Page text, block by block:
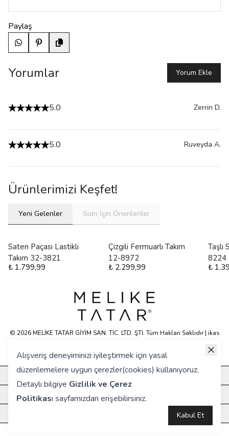
Alışveriş deneyiminizi iyileştirmek için yasal
düzenlemelere uygun çerezler(cookies) kullanıyoruz.
Detaylı bilgiye Gizlilik ve Çerez
Politikası sayfamızdan erişebilirsiniz.
Kabul Et
Paylaş
Yorumlar Yorum Ekle
5.0 Zerrin D.
5.0 Ruveyda A.
Ürünlerimizi Keşfet!
Yeni Gelenler Sizin İçin Önerilenler
Saten Paçası Lastikli
Takım 32-3821
₺ 1.799,99
Çizgili Fermuarlı Takım
12-8972
₺ 2.299,99
Taşlı
8224
₺
KURUMSAL
HIZLI ERİŞİM
© 2026 MELİKE TATAR GİYİM SAN. TİC. LTD. ŞTİ. Tüm Hakları Saklıdır | ikas